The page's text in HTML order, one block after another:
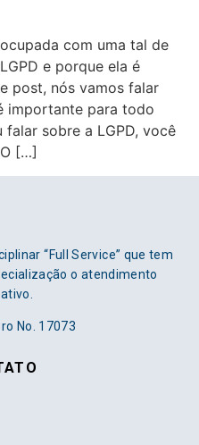
com uma tal de
e porque ela é
post, nós vamos falar
importante para todo
falar sobre a LGPD, você
[…]
“Full Service” que tem
o atendimento
No. 17073